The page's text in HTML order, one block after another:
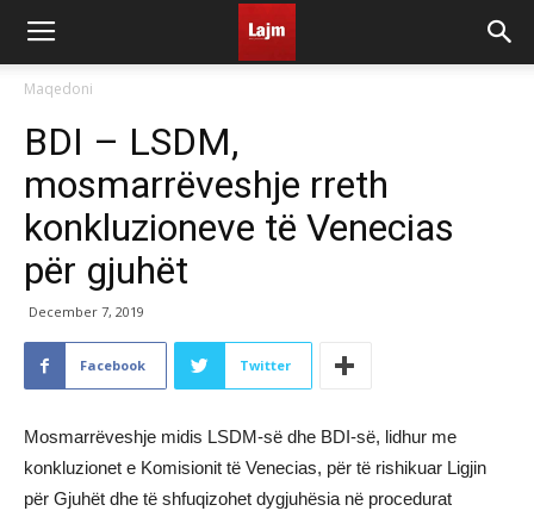
Maqedoni
BDI – LSDM,
mosmarrëveshje rreth
konkluzioneve të Venecias
për gjuhët
December 7, 2019
Facebook Twitter
Mosmarrëveshje midis LSDM-së dhe BDI-së, lidhur me
konkluzionet e Komisionit të Venecias, për të rishikuar Ligjin
për Gjuhët dhe të shfuqizohet dygjuhësia në procedurat